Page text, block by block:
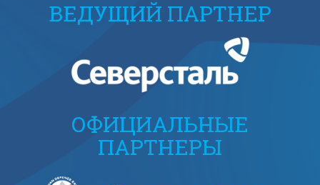
ВЕДУЩИЙ ПАРТНЕР
ОФИЦИАЛЬНЫЕ
ПАРТНЕРЫ